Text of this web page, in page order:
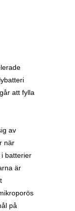
att fylla
av
när
batterier
är
på